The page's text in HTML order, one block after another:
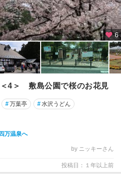
6
4＞ 敷島公園で桜のお花見
#万葉亭 #水沢うどん
万温泉へ
by ニッキーさん
投稿日：１年以上前